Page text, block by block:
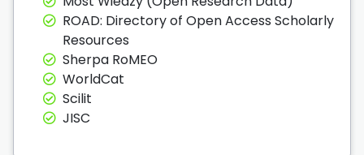
ROAD: Directory of Open Access Scholarly
Resources
Sherpa RoMEO
WorldCat
Scilit
JISC